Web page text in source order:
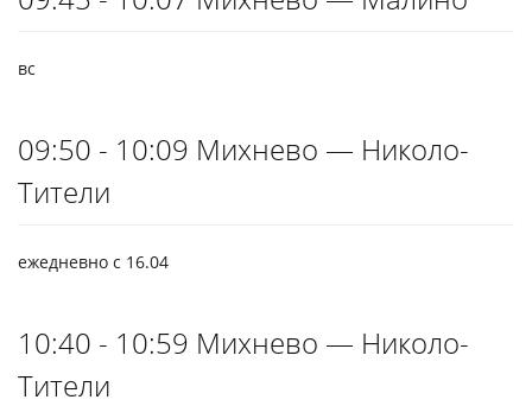
вс
09:50 - 10:09 Михнево — Николо-
Тители
ежедневно с 16.04
10:40 - 10:59 Михнево — Николо-
Тители